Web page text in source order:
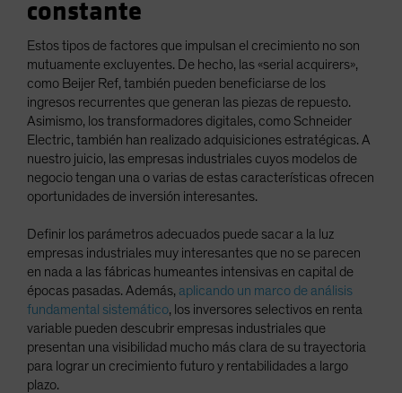
constante
Estos tipos de factores que impulsan el crecimiento no son
mutuamente excluyentes. De hecho, las «serial acquirers»,
como Beijer Ref, también pueden beneficiarse de los
ingresos recurrentes que generan las piezas de repuesto.
Asimismo, los transformadores digitales, como Schneider
Electric, también han realizado adquisiciones estratégicas. A
nuestro juicio, las empresas industriales cuyos modelos de
negocio tengan una o varias de estas características ofrecen
oportunidades de inversión interesantes.
Definir los parámetros adecuados puede sacar a la luz
empresas industriales muy interesantes que no se parecen
en nada a las fábricas humeantes intensivas en capital de
épocas pasadas. Además, aplicando un marco de análisis
fundamental sistemático, los inversores selectivos en renta
variable pueden descubrir empresas industriales que
presentan una visibilidad mucho más clara de su trayectoria
para lograr un crecimiento futuro y rentabilidades a largo
plazo.